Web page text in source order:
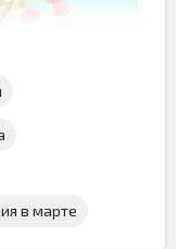
по прямой
в марте